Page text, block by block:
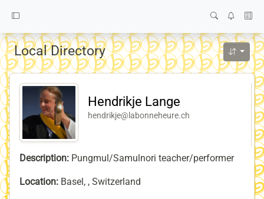
Local Directory
Hendrikje Lange
hendrikje@labonneheure.ch
Description: Pungmul/Samulnori teacher/performer
Location: Basel, , Switzerland